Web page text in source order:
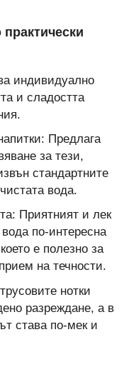
индивидуално
и сладостта
Предлага
за тези,
стандартните
вода.
Приятният и лек
по-интересна
е полезно за
на течности.
нотки
разреждане, а в
става по-мек и